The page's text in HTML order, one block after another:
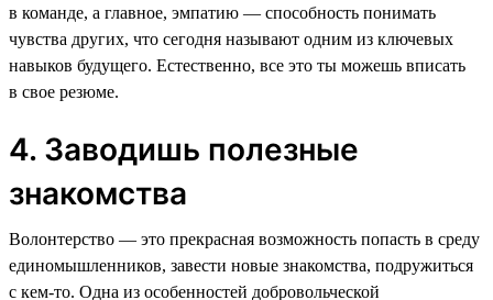
в команде, а главное, эмпатию — способность понимать
чувства других, что сегодня называют одним из ключевых
навыков будущего. Естественно, все это ты можешь вписать
в свое резюме.
4. Заводишь полезные
знакомства
Волонтерство — это прекрасная возможность попасть в среду
единомышленников, завести новые знакомства, подружиться
с кем-то. Одна из особенностей добровольческой